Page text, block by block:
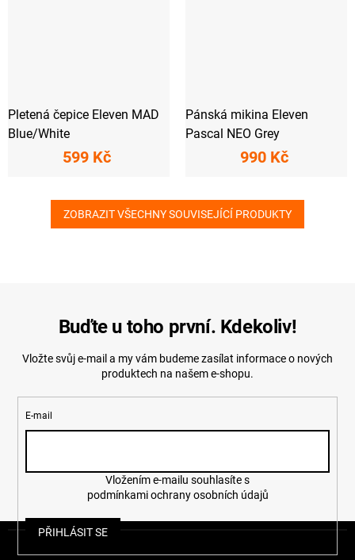
Pletená čepice Eleven MAD
Blue/White
599 Kč
Pánská mikina Eleven
Pascal NEO Grey
990 Kč
ZOBRAZIT VŠECHNY SOUVISEJÍCÍ PRODUKTY
Buďte u toho první. Kdekoliv!
Vložte svůj e-mail a my vám budeme zasílat informace o nových
produktech na našem e-shopu.
E-mail
podmínkami ochrany osobních údajů
PŘIHLÁSIT SE